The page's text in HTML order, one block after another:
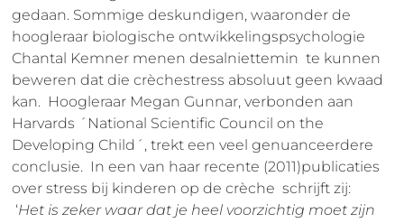
gedaan. Sommige deskundigen, waaronder de
hoogleraar biologische ontwikkelingspsychologie
Chantal Kemner menen desalniettemin te kunnen
beweren dat die crèchestress absoluut geen kwaad
kan. Hoogleraar Megan Gunnar, verbonden aan
Harvards ´National Scientific Council on the
Developing Child´, trekt een veel genuanceerdere
conclusie. In een van haar recente (2011)publicaties
over stress bij kinderen op de crèche schrijft zij:
‘Het is zeker waar dat je heel voorzichtig moet zijn